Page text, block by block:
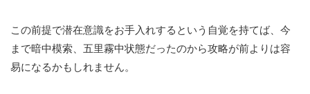
この前提で潜在意識をお手入れするという自覚を持てば、今
まで暗中模索、五里霧中状態だったのから攻略が前よりは容
易になるかもしれません。